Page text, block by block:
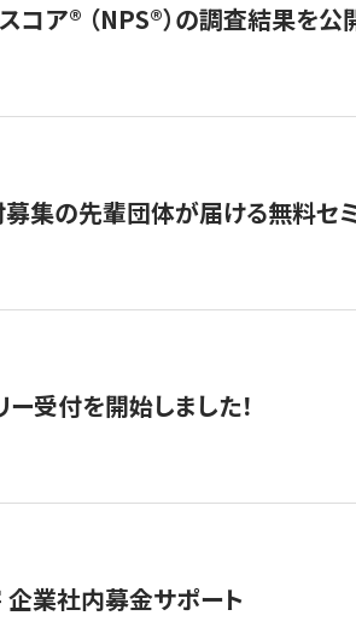
ア®︎ （NPS®︎）の調査結果を公
募集の先輩団体が届ける無料セ
受付を開始しました！
業社内募金サポート